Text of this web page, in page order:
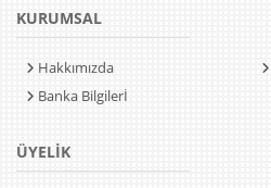
KURUMSAL
Hakkımızda
Banka Bilgilerİ
ÜYELİK